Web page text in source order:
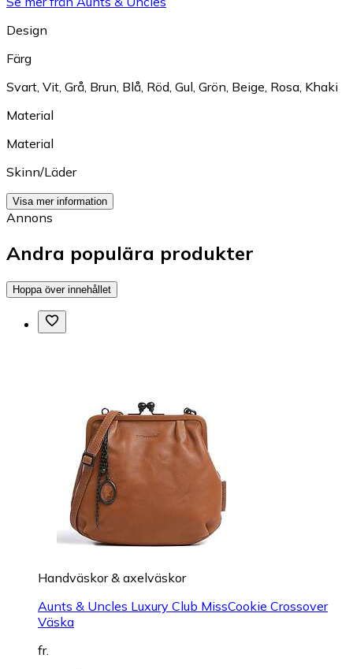
Design
Färg
Svart Vit Grå Brun Blå Röd Gul Grön Beige Rosa Khaki
Material
Material
Skinn/Läder
Visa mer information
Annons
Andra populära produkter
Hoppa över innehållet
Handväskor & axelväskor
Aunts & Uncles Luxury Club MissCookie Crossover
Väska
fr.